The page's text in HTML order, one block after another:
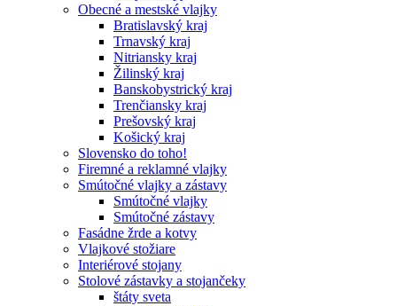
Obecné a mestské vlajky
Bratislavský kraj
Trnavský kraj
Nitriansky kraj
Žilinský kraj
Banskobystrický kraj
Trenčiansky kraj
Prešovský kraj
Košický kraj
Slovensko do toho!
Firemné a reklamné vlajky
Smútočné vlajky a zástavy
Smútočné vlajky
Smútočné zástavy
Fasádne žrde a kotvy
Vlajkové stožiare
Interiérové stojany
Stolové zástavky a stojančeky
štáty sveta